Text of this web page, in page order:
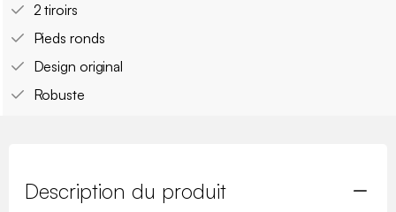
2 tiroirs
Pieds ronds
Design original
Robuste
Description du produit